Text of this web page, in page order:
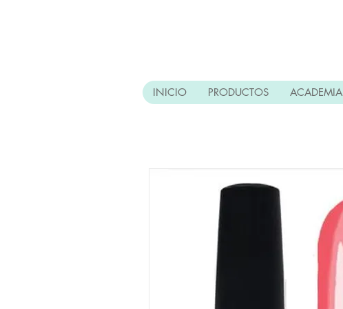
INICIO PRODUCTOS ACADEMIA